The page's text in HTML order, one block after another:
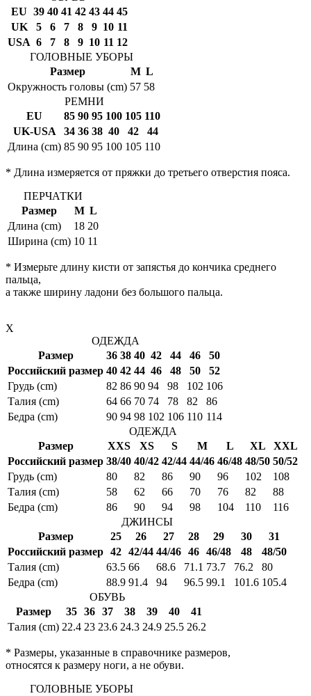
EU 39 40 41 42 43 44 45
UK
5 6 7 8 9 10 11
USA 6 7 8 9 10 11 12
ГОЛОВНЫЕ УБОРЫ
Размер
M L
Окружность головы (cm) 57 58
РЕМНИ
EU
85 90 95 100 105 110
UK-USA
34 36 38 40 42
44
Длина (cm) 85 90 95 100 105 110
* Длина измеряется от пряжки до третьего отверстия пояса.
ПЕРЧАТКИ
Размер
M L
Длина (cm)
18 20
Ширина (cm) 10 11
* Измерьте длину кисти от запястья до кончика среднего
пальца,
а также ширину ладони без большого пальца.
X
ОДЕЖДА
Размер
36 38 40 42 44 46
50
Российский размер 40 42 44 46 48 50
52
Грудь (cm)
82 86 90 94 98 102 106
Талия (cm)
64 66 70 74 78 82
86
Бедра (cm)
90 94 98 102 106 110 114
ОДЕЖДА
Размер
XXS XS S M L XL
XXL
Российский размер 38/40 40/42 42/44 44/46 46/48 48/50 50/52
Грудь (cm)
80 82 86 90 96 102
108
Талия (cm)
58 62 66 70 76 82
88
Бедра (cm)
86 90 94 98 104 110
116
ДЖИНСЫ
Размер
25 26 27 28 29 30
31
Российский размер 42 42/44 44/46 46 46/48 48
48/50
Талия (cm)
63.5 66 68.6 71.1 73.7 76.2
80
Бедра (cm)
88.9 91.4 94 96.5 99.1 101.6 105.4
ОБУВЬ
Размер
35 36 37 38 39 40
41
Талия (cm) 22.4 23 23.6 24.3 24.9 25.5 26.2
* Размеры, указанные в справочнике размеров,
относятся к размеру ноги, а не обуви.
ГОЛОВНЫЕ УБОРЫ